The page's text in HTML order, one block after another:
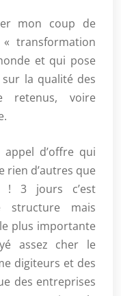
mon coup de
transformation
et qui pose
la qualité des
retenus, voire
d’offre qui
rien d’autres que
! 3 jours c’est
structure mais
plus importante
assez cher le
digiteurs et des
des entreprises